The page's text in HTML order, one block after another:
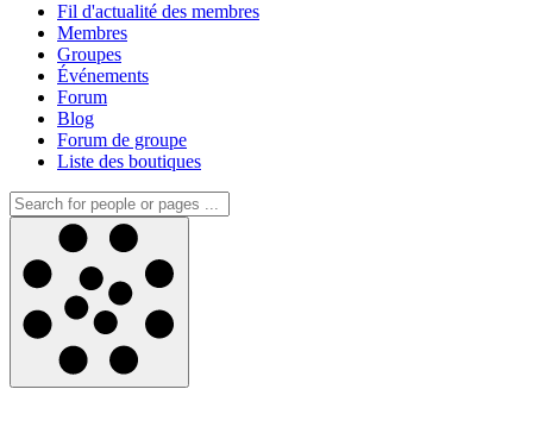
Fil d'actualité des membres
Membres
Groupes
Événements
Forum
Blog
Forum de groupe
Liste des boutiques